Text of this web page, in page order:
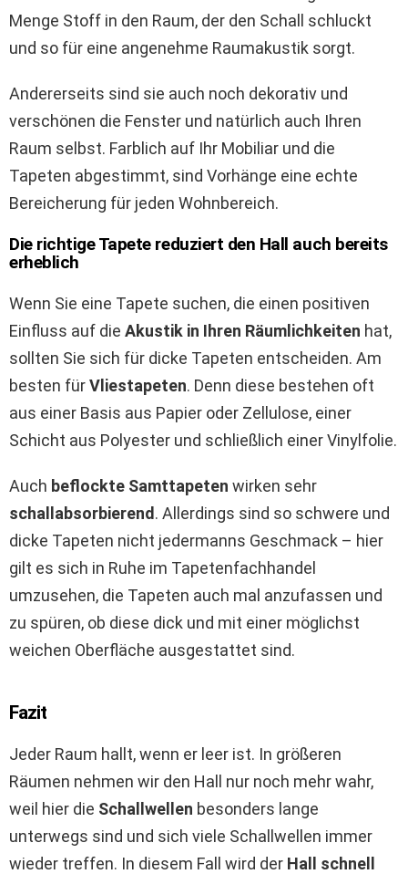
Menge Stoff in den Raum, der den Schall schluckt
und so für eine angenehme Raumakustik sorgt.
Andererseits sind sie auch noch dekorativ und
verschönen die Fenster und natürlich auch Ihren
Raum selbst. Farblich auf Ihr Mobiliar und die
Tapeten abgestimmt, sind Vorhänge eine echte
Bereicherung für jeden Wohnbereich.
Die richtige Tapete reduziert den Hall auch bereits
erheblich
Wenn Sie eine Tapete suchen, die einen positiven
Einfluss auf die Akustik in Ihren Räumlichkeiten hat,
sollten Sie sich für dicke Tapeten entscheiden. Am
besten fürVliestapeten. Denn diese bestehen oft
aus einer Basis aus Papier oder Zellulose, einer
Schicht aus Polyester und schließlich einer Vinylfolie.
Auch beflockte Samttapeten wirken sehr
schallabsorbierend. Allerdings sind so schwere und
dicke Tapeten nicht jedermanns Geschmack – hier
gilt es sich in Ruhe im Tapetenfachhandel
umzusehen, die Tapeten auch mal anzufassen und
zu spüren, ob diese dick und mit einer möglichst
weichen Oberfläche ausgestattet sind.
Fazit
Jeder Raum hallt, wenn er leer ist. In größeren
Räumen nehmen wir den Hall nur noch mehr wahr,
weil hier die Schallwellen besonders lange
unterwegs sind und sich viele Schallwellen immer
wieder treffen. In diesem Fall wird der Hall schnell